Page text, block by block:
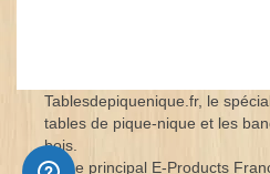
Tablesdepiquenique.fr, le
tables de pique-nique et les
bois.
Siège principal E-Products